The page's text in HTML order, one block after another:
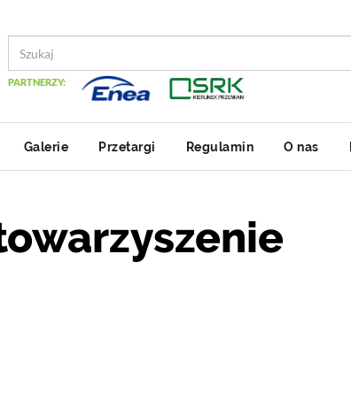
PARTNERZY:
Galerie Przetargi Regulamin O nas